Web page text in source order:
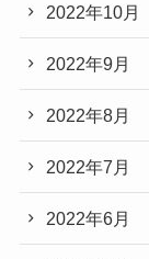
2022年10月
2022年9月
2022年8月
2022年7月
2022年6月